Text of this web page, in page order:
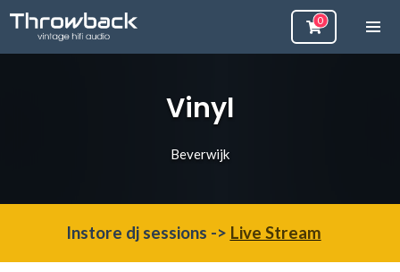
Vinyl
Beverwijk
Instore dj sessions -> Live Stream